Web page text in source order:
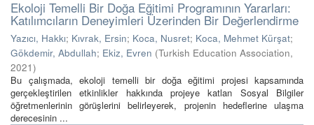
Ekoloji Temelli Bir Doğa Eğitimi Programının Yararları:
Katılımcıların Deneyimleri Üzerinden Bir Değerlendirme
Yazıcı, Hakkı; Kıvrak, Ersin; Koca, Nusret; Koca, Mehmet Kürşat;
Gökdemir, Abdullah; Ekiz, Evren (Turkish Education Association,
2021)
Bu çalışmada, ekoloji temelli bir doğa eğitimi projesi kapsamında
gerçekleştirilen etkinlikler hakkında projeye katlan Sosyal Bilgiler
öğretmenlerinin görüşlerini belirleyerek, projenin hedeflerine ulaşma
derecesinin ...